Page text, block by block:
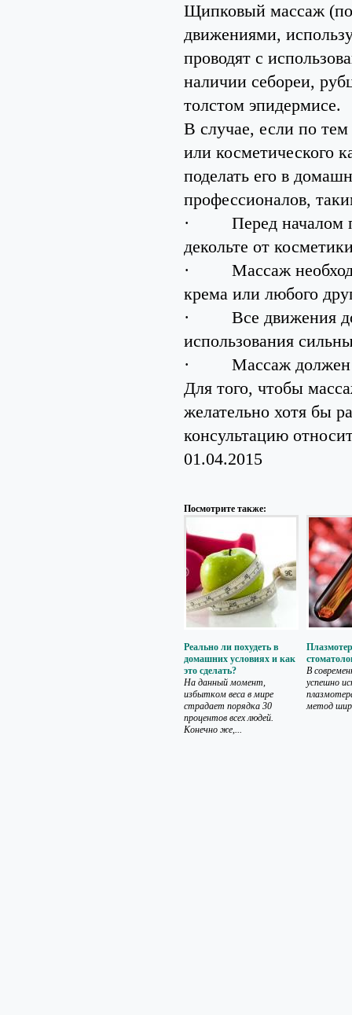
Щипковый массаж
движениями,
проводят с
наличии себореи,
толстом эпидермисе.
В случае, если по
или косметического
поделать его в
профессионалов,
· Перед началом
декольте от
· Массаж
крема или любого
· Все движения
использования
· Массаж должен
Для того, чтобы
желательно хотя бы
консультацию
01.04.2015
Посмотрите также:
Реально ли похудеть в
домашних условиях и как
это сделать?
На данный момент,
избытком веса в мире
страдает порядка 30
процентов всех людей.
Конечно же,...
В
успешно
метод